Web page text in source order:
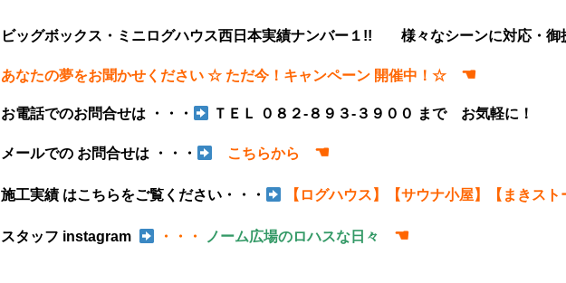
ビッグボックス・ミニログハウス西日本実績ナンバー１!! 様々なシーンに対応・御
あなたの夢をお聞かせください ☆ ただ今！キャンペーン 開催中！☆ ☚
お電話でのお問合せは ・・・ ＴＥＬ ０８２-８９３-３９００ まで お気軽に！
メールでの お問合せは ・・・ こちらから ☚
施工実績 はこちらをご覧ください・・・ 【ログハウス】 【サウナ小屋】 【まきスト
スタッフ instagram ・・・ ノーム広場のロハスな日々 ☚